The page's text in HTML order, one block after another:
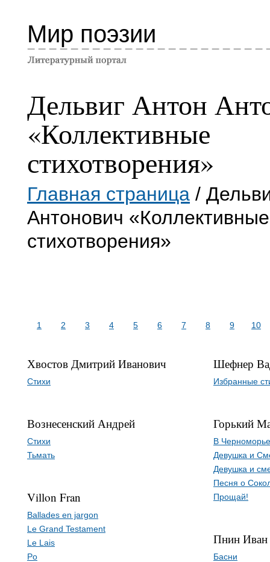
Мир поэзии
Дельвиг Антон
«Коллективные
стихотворения»
Главная страница /
Антонович «Коллективные
стихотворения»
1 2 3 4 5 6 7 8 9 10
Хвостов Дмитрий Иванович
Стихи
Вознесенский Андрей
Стихи
Тьмать
Villon Fran
Ballades en jargon
Le Grand Testament
Le Lais
Po
Шефнер
Избранные
Горький
В Черноморье
Девушка и
Девушка и
Песня о
Прощай!
Пнин Иван
Басни